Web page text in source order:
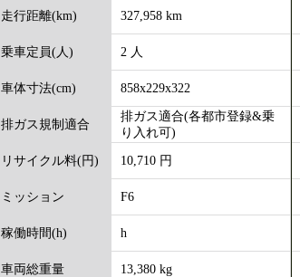
走行距離(km) 327,958 km
乗車定員(人) 2 人
車体寸法(cm) 858x229x322
排ガス規制適合
排ガス適合(各都市登録&乗
り入れ可)
リサイクル料(円) 10,710 円
ミッション F6
稼働時間(h) h
車両総重量 13,380 kg